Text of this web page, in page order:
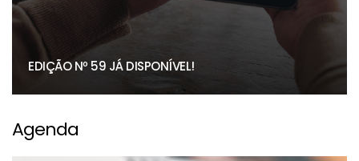
EDIÇÃO Nº 59 JÁ DISPONÍVEL!
Agenda